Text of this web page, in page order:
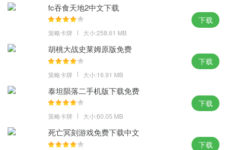
多种角色风格带你体验不同的个人生活，精美的特效为你在黑夜中
照亮前进的道路。
编辑评论
每个地区都有战斗人员，他们现在的战争是极其激烈和残酷的，他
们需要通过战斗来决出最后的胜利者!
fc吞食天地2中文下载
策略卡牌 大小:258.61 MB
下载
胡桃大战史莱姆原版免费
策略卡牌 大小:16.91 MB
下载
泰坦陨落二手机版下载免费
策略卡牌 大小:60.05 MB
下载
死亡冥刻游戏免费下载中文
下载